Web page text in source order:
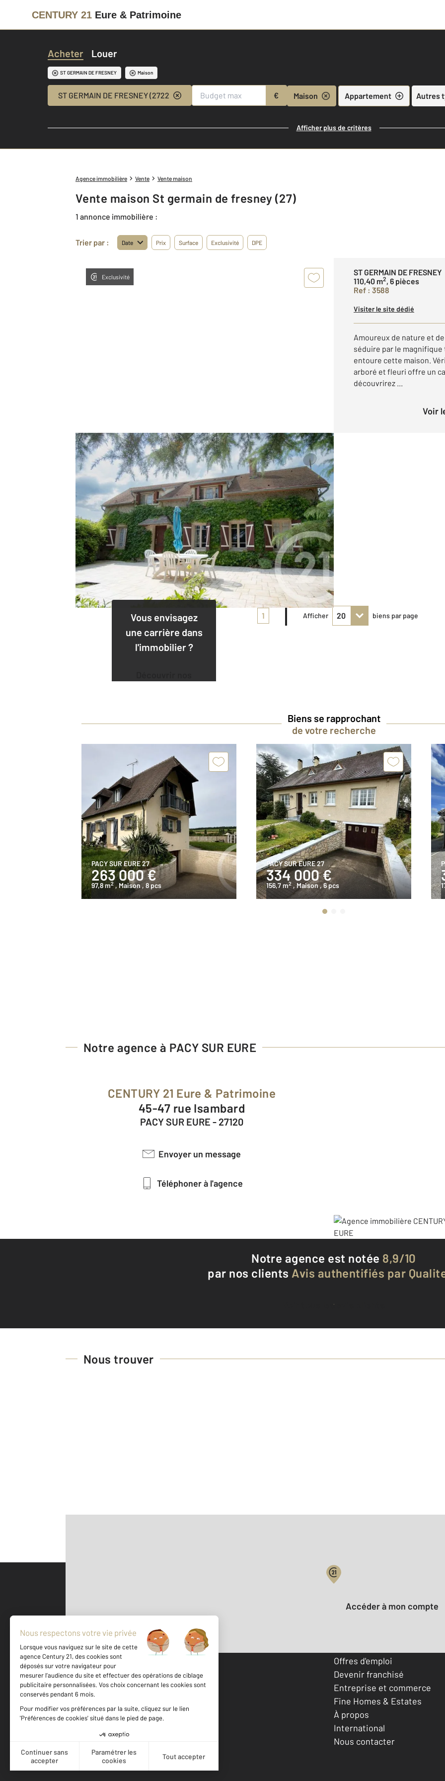
CENTURY 21 Eure & Patrimoine
Acheter Louer
ST GERMAIN DE FRESNEY Maison
ST GERMAIN DE FRESNEY (27220) € Maison Appartement Autres
Afficher plus de critères
Agence immobilière Vente Vente maison
Vente maison St germain de fresney (27)
1 annonce immobilière :
Trier par : Date Prix Surface Exclusivité DPE
Exclusivité
ST GERMAIN DE
110,40 m2, 6 pièces
Ref : 3588
Visiter le site dédié
Amoureux de nature et
séduire par le magnifique
entoure cette maison.
arboré et fleuri offre un
découvrirez ...
Voir
Vous envisagez
une carrière dans
l'immobilier ?
1 Afficher biens par page
Biens se rapprochant
de votre recherche
PACY SUR EURE 27
263 000 €
97,8 m2 , Maison , 8 pcs
PACY SUR EURE 27
334 000 €
156,7 m2 , Maison, 6 pcs
Notre agence à PACY SUR EURE
CENTURY 21 Eure & Patrimoine
45-47 rue Isambard
PACY SUR EURE - 27120
Envoyer un message
Téléphoner à l'agence
Notre agence est notée 8,9/10
par nos clients Avis authentifiés par
Voir tous les avis clients
Nous trouver
500 m ©Mappy
Votre compte :
Accéder à mon compte
Votre agence est notée
Achat
Offres d'emploi
Devenir franchisé
Entreprise et commerce
Fine Homes & Estates
À propos
International
Nous contacter